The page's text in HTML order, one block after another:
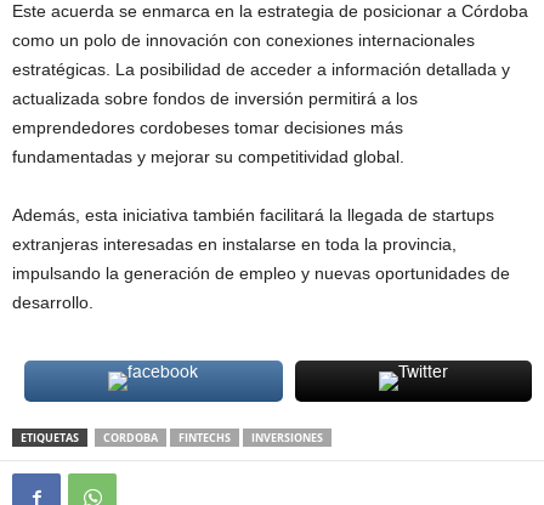
Este acuerda se enmarca en la estrategia de posicionar a Córdoba
como un polo de innovación con conexiones internacionales
estratégicas. La posibilidad de acceder a información detallada y
actualizada sobre fondos de inversión permitirá a los
emprendedores cordobeses tomar decisiones más
fundamentadas y mejorar su competitividad global.
Además, esta iniciativa también facilitará la llegada de startups
extranjeras interesadas en instalarse en toda la provincia,
impulsando la generación de empleo y nuevas oportunidades de
desarrollo.
ETIQUETAS CORDOBA FINTECHS INVERSIONES